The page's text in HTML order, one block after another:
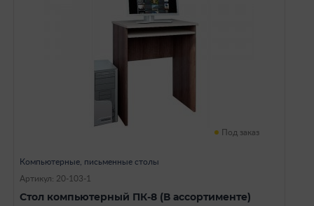
Под заказ
Компьютерные, письменные столы
Артикул: 20-103-1
Стол компьютерный ПК-8 (В ассортименте)